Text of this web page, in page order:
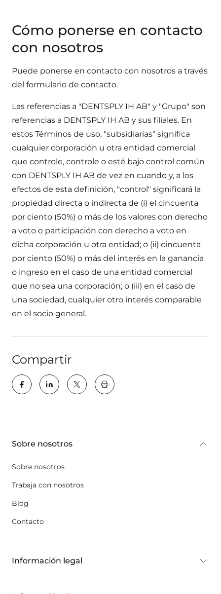
Cómo ponerse en contacto
con nosotros
Puede ponerse en contacto con nosotros a través
del formulario de contacto.
Las referencias a "DENTSPLY IH AB" y "Grupo" son
referencias a DENTSPLY IH AB y sus filiales. En
estos Términos de uso, "subsidiarias" significa
cualquier corporación u otra entidad comercial
que controle, controle o esté bajo control común
con DENTSPLY IH AB de vez en cuando y, a los
efectos de esta definición, "control" significará la
propiedad directa o indirecta de (i) el cincuenta
por ciento (50%) o más de los valores con derecho
a voto o participación con derecho a voto en
dicha corporación u otra entidad; o (ii) cincuenta
por ciento (50%) o más del interés en la ganancia
o ingreso en el caso de una entidad comercial
que no sea una corporación; o (iii) en el caso de
una sociedad, cualquier otro interés comparable
en el socio general.
Compartir
key:global.print-this-page
Sobre nosotros
Sobre nosotros
Trabaja con nosotros
Blog
Contacto
Información legal